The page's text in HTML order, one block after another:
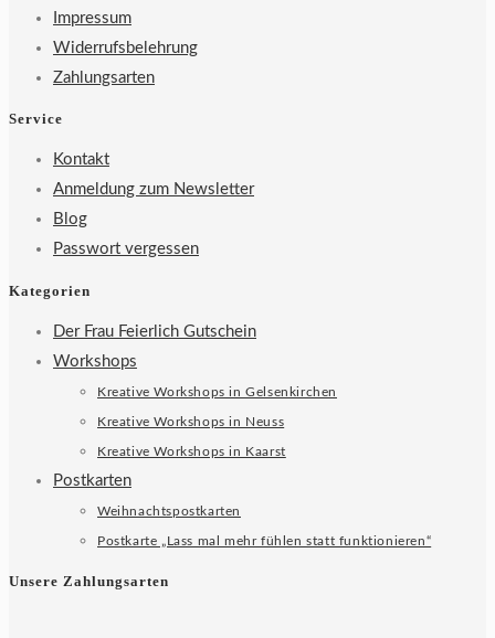
Impressum
Widerrufsbelehrung
Zahlungsarten
Service
Kontakt
Anmeldung zum Newsletter
Blog
Passwort vergessen
Kategorien
Der Frau Feierlich Gutschein
Workshops
Kreative Workshops in Gelsenkirchen
Kreative Workshops in Neuss
Kreative Workshops in Kaarst
Postkarten
Weihnachtspostkarten
Postkarte „Lass mal mehr fühlen statt funktionieren“
Unsere Zahlungsarten